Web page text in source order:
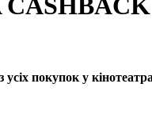
покупок у